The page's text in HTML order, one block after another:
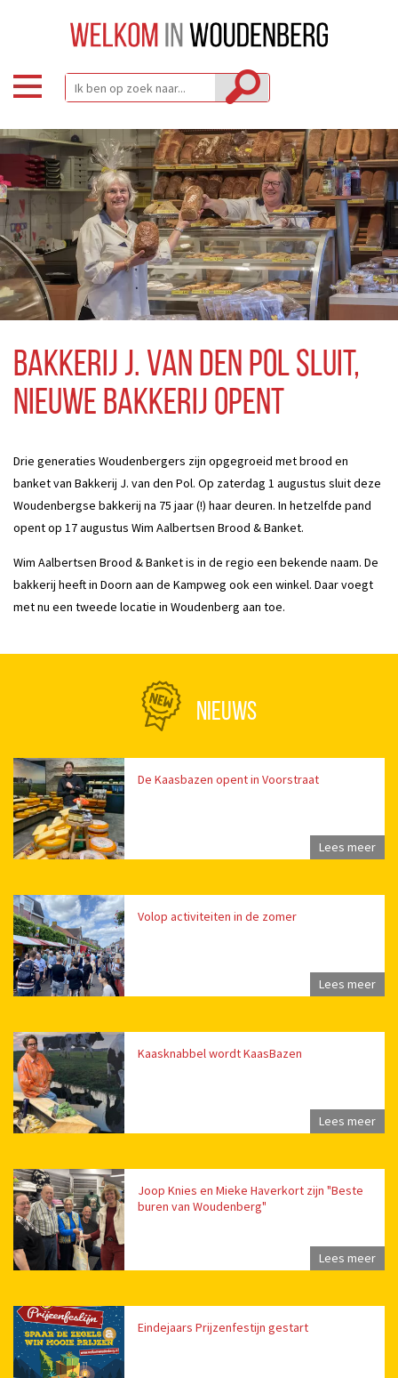
Bakkerij J. van den Pol sluit,
nieuwe bakkerij opent
Drie generaties Woudenbergers zijn opgegroeid met brood en
banket van Bakkerij J. van den Pol. Op zaterdag 1 augustus sluit deze
Woudenbergse bakkerij na 75 jaar (!) haar deuren. In hetzelfde pand
opent op 17 augustus Wim Aalbertsen Brood & Banket.
Wim Aalbertsen Brood & Banket is in de regio een bekende naam. De
bakkerij heeft in Doorn aan de Kampweg ook een winkel. Daar voegt
met nu een tweede locatie in Woudenberg aan toe.
NIEUWS
De Kaasbazen opent in Voorstraat
Lees meer
Volop activiteiten in de zomer
Lees meer
Kaasknabbel wordt KaasBazen
Lees meer
Joop Knies en Mieke Haverkort zijn "Beste
buren van Woudenberg"
Lees meer
Eindejaars Prijzenfestijn gestart